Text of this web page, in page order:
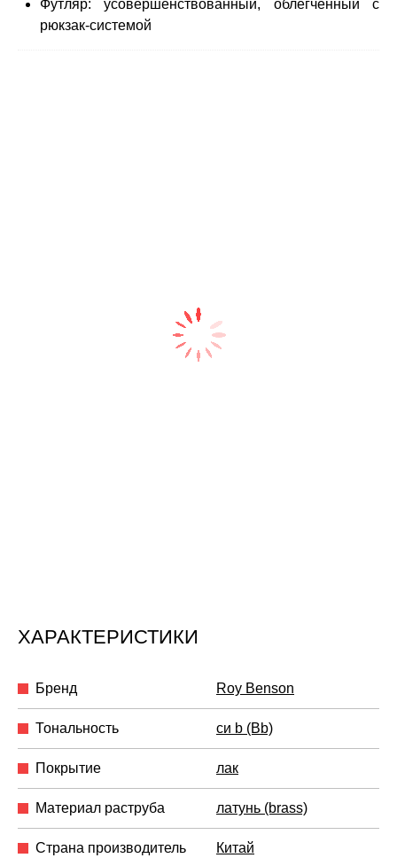
Футляр: усовершенствованный, облегченный с
рюкзак-системой
ХАРАКТЕРИСТИКИ
Бренд Roy Benson
Тональность си b (Bb)
Покрытие лак
Материал раструба латунь (brass)
Страна производитель Китай